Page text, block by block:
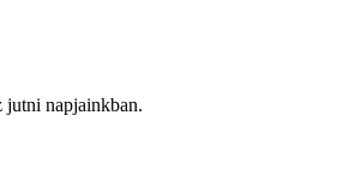
jutni napjainkban.